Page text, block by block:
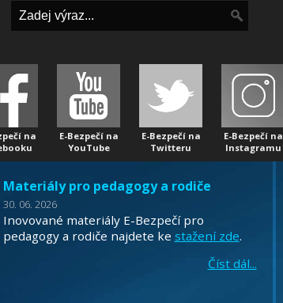
na
E-Bezpečí na
YouTube
E-Bezpečí na
Twitteru
E-Bezpečí na
Instagramu
Materiály pro pedagogy a rodiče
30. 06. 2026
Inovované materiály E-Bezpečí pro
pedagogy a rodiče najdete ke stažení zde.
Číst dál...